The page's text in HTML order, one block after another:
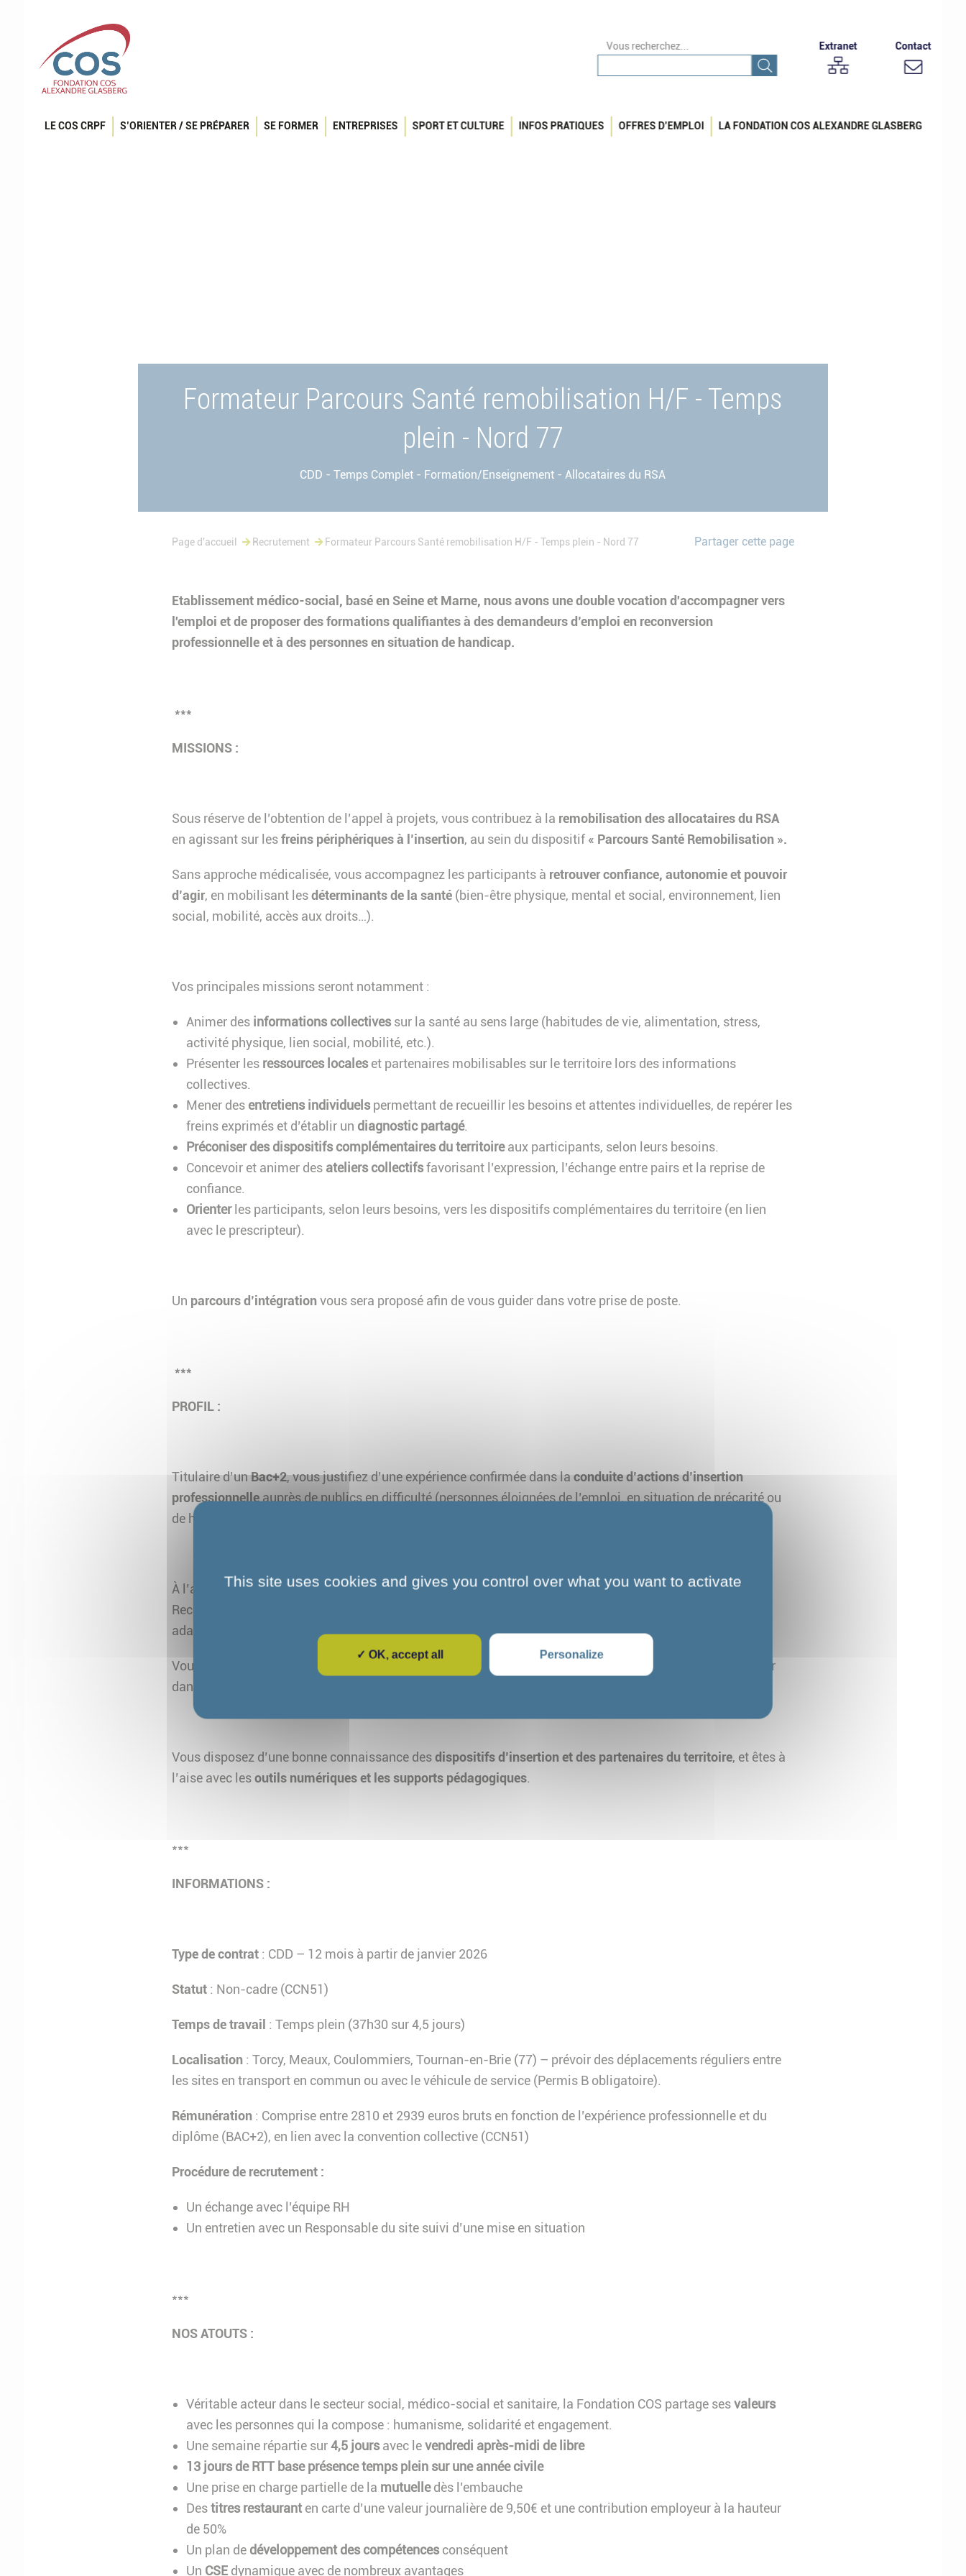
Vous recherchez... Extranet Contact
LE COS CRPF S’ORIENTER / SE PRÉPARER SE FORMER ENTREPRISES SPORT ET CULTURE INFOS PRATIQUES OFFRES D’EMPLOI LA FONDATION COS ALEXANDRE GLASBERG
Formateur Parcours Santé remobilisation H/F - Temps
plein - Nord 77
CDD - Temps Complet - Formation/Enseignement - Allocataires du RSA
Page d'accueil Recrutement Formateur Parcours Santé remobilisation H/F - Temps plein - Nord 77 Partager cette page
Etablissement médico-social, basé en Seine et Marne, nous avons une double vocation d'accompagner vers
l'emploi et de proposer des formations qualifiantes à des demandeurs d’emploi en reconversion
professionnelle et à des personnes en situation de handicap.
***
MISSIONS :
Sous réserve de l’obtention de l’appel à projets, vous contribuez à la remobilisation des allocataires du RSA
en agissant sur lesfreins périphériques à l’insertion, au sein du dispositif « Parcours Santé Remobilisation ».
Sans approche médicalisée, vous accompagnez les participants à retrouver confiance, autonomie et pouvoir
d’agir, en mobilisant lesdéterminants de la santé(bien-être physique, mental et social, environnement, lien
social, mobilité, accès aux droits…).
Vos principales missions seront notamment :
Animer des informations collectivessur la santé au sens large (habitudes de vie, alimentation, stress,
activité physique, lien social, mobilité, etc.).
Présenter les ressources localeset partenaires mobilisables sur le territoire lors des informations
collectives.
Mener des entretiens individuelspermettant de recueillir les besoins et attentes individuelles, de repérer les
freins exprimés et d’établir un diagnostic partagé.
Préconiser des dispositifs complémentaires du territoireaux participants, selon leurs besoins.
Concevoir et animer des ateliers collectifsfavorisant l’expression, l’échange entre pairs et la reprise de
confiance.
Orienterles participants, selon leurs besoins, vers les dispositifs complémentaires du territoire (en lien
avec le prescripteur).
Un parcours d’intégrationvous sera proposé afin de vous guider dans votre prise de poste.
***
PROFIL :
Titulaire d’unBac+2, vous justifiez d’une expérience confirmée dans la conduite d’actions d’insertion
professionnelleauprès de publics en difficulté (personnes éloignées de l’emploi, en situation de précarité ou
de handicap).
À l’aise dans l’animation, vous appréciez lapédagogie activeet lacréation de dynamiques de groupe
Reconnu(e) pour vos
adapter votre accompagnement à la diversité des parcours.
Vous savez travailler en autonomie et possédez des qualités rédactionnelles
. Vous faites preuve de rigueur
dans le suivi administratif des dispositifs.
Vous disposez d’une bonne connaissance desdispositifs d’insertion et des partenaires du territoire, et êtes à
l’aise avec lesoutils numériques et les supports pédagogiques.
***
INFORMATIONS :
Type de contrat: CDD – 12 mois à partir de janvier 2026
Statut: Non-cadre (CCN51)
Temps de travail : Temps plein (37h30 sur 4,5 jours)
Localisation: Torcy, Meaux, Coulommiers, Tournan-en-Brie (77) – prévoir des déplacements réguliers entre
les sites en transport en commun ou avec le véhicule de service (Permis B obligatoire).
Rémunération: Comprise entre 2810 et 2939 euros bruts en fonction de l’expérience professionnelle et du
diplôme (BAC+2), en lien avec la convention collective (CCN51)
Procédure de recrutement :
Un échange avec l’équipe RH
Un entretien avec un Responsable du site suivi d’une mise en situation
***
NOS ATOUTS :
Véritable acteur dans le secteur social, médico-social et sanitaire, la Fondation COS partage sesvaleurs
avec les personnes qui la compose : humanisme, solidarité et engagement.
Une semaine répartie sur4,5 joursavec levendredi après-midi de libre
13 jours de RTT base présence temps plein sur une année civile
Une prise en charge partielle de la mutuelledès l’embauche
Destitres restauranten carte d’une valeur journalière de 9,50€ et une contribution employeur à la hauteur
de 50%
Un plan de développement des compétencesconséquent
Un CSEdynamique avec de nombreux avantages
This site uses cookies and gives you control over what you want to activate
✓ OK, accept all Personalize